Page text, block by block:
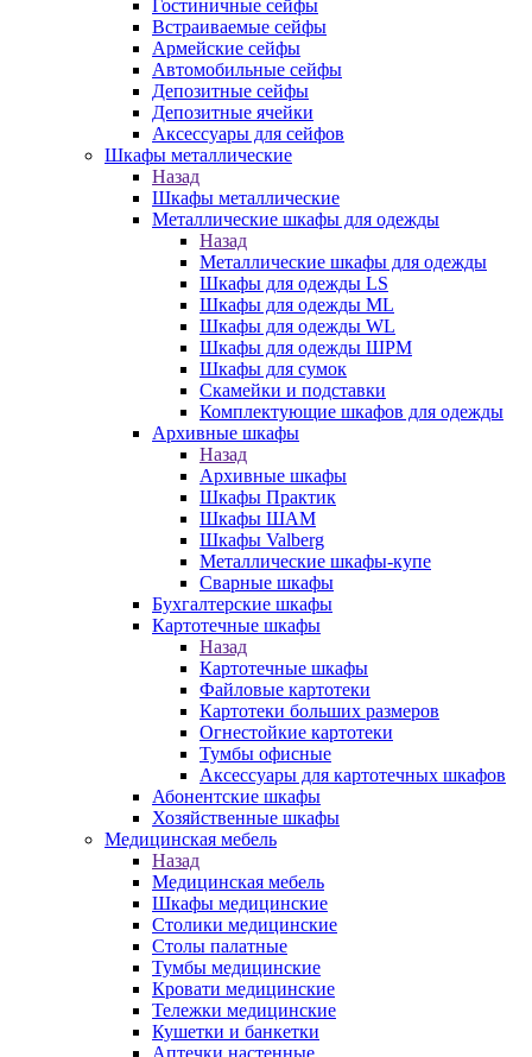
Гостиничные сейфы
Встраиваемые сейфы
Армейские сейфы
Автомобильные сейфы
Депозитные сейфы
Депозитные ячейки
Аксессуары для сейфов
Шкафы металлические
Назад
Шкафы металлические
Металлические шкафы для одежды
Назад
Металлические шкафы для одежды
Шкафы для одежды LS
Шкафы для одежды ML
Шкафы для одежды WL
Шкафы для одежды ШРМ
Шкафы для сумок
Скамейки и подставки
Комплектующие шкафов для одежды
Архивные шкафы
Назад
Архивные шкафы
Шкафы Практик
Шкафы ШАМ
Шкафы Valberg
Металлические шкафы-купе
Сварные шкафы
Бухгалтерские шкафы
Картотечные шкафы
Назад
Картотечные шкафы
Файловые картотеки
Картотеки больших размеров
Огнестойкие картотеки
Тумбы офисные
Аксессуары для картотечных шкафов
Абонентские шкафы
Хозяйственные шкафы
Медицинская мебель
Назад
Медицинская мебель
Шкафы медицинские
Столики медицинские
Столы палатные
Тумбы медицинские
Кровати медицинские
Тележки медицинские
Кушетки и банкетки
Аптечки настенные